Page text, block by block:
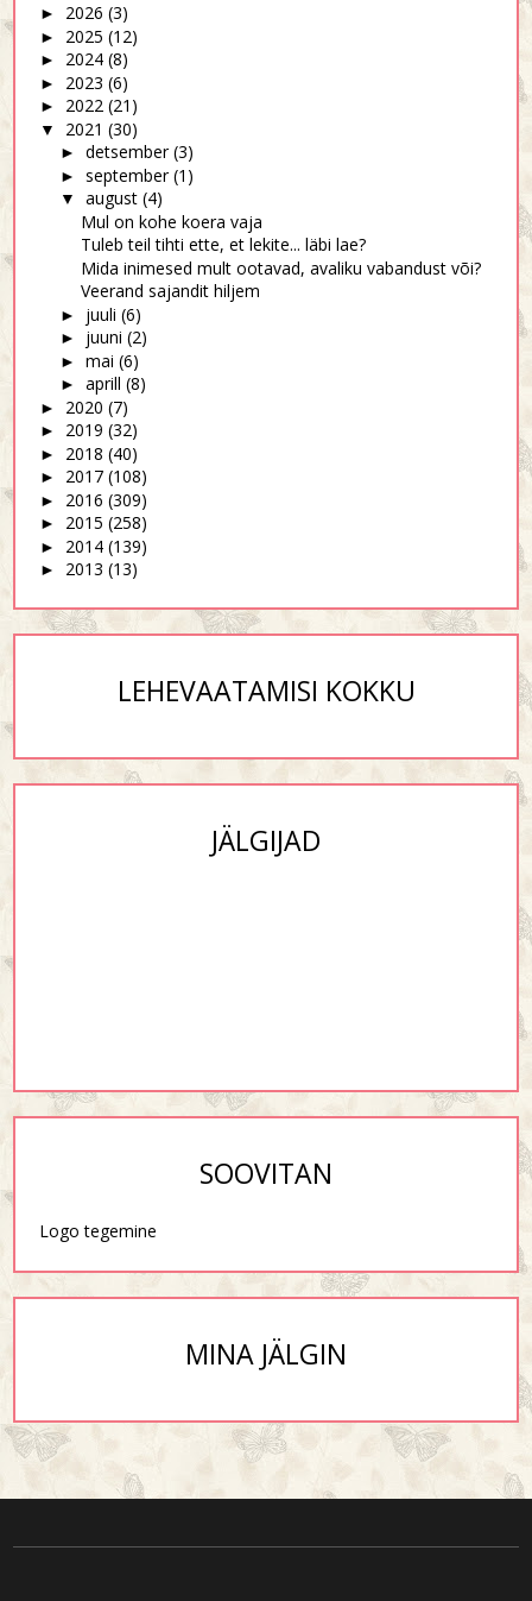
► 2026 (3)
► 2025 (12)
► 2024 (8)
► 2023 (6)
► 2022 (21)
▼ 2021 (30)
► detsember (3)
► september (1)
▼ august (4)
Mul on kohe koera vaja
Tuleb teil tihti ette, et lekite... läbi lae?
Mida inimesed mult ootavad, avaliku vabandust või?
Veerand sajandit hiljem
► juuli (6)
► juuni (2)
► mai (6)
► aprill (8)
► 2020 (7)
► 2019 (32)
► 2018 (40)
► 2017 (108)
► 2016 (309)
► 2015 (258)
► 2014 (139)
► 2013 (13)
LEHEVAATAMISI KOKKU
JÄLGIJAD
SOOVITAN
Logo tegemine
MINA JÄLGIN